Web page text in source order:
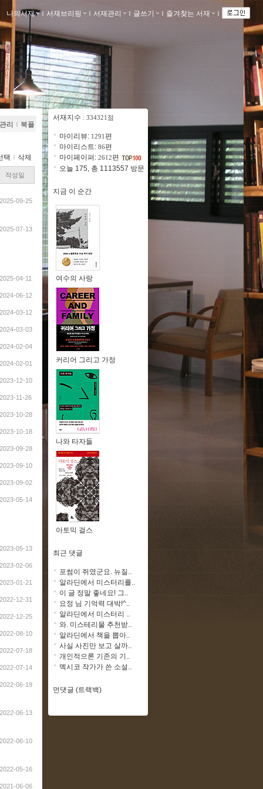
나의서재 ｌ 서재브리핑 ｌ 서재관리 ｌ 글쓰기 ｌ 즐겨찾는 서재 ｌ
리 ｌ 북플
택 ｌ 삭제
작성일
2025-09-25
2025-07-13
2025-04-11
2024-06-12
2024-03-12
2024-03-03
2024-02-04
2024-02-01
2023-12-10
2023-11-26
2023-10-28
2023-10-18
2023-09-28
2023-09-10
2023-09-02
2023-05-14
2023-05-13
2023-02-06
2023-01-21
2022-12-31
2022-12-25
2022-08-10
2022-07-18
2022-07-14
2022-06-19
2022-06-13
2022-06-10
2022-05-16
2021-06-06
서재지수 : 334321점
마이리뷰: 1291편
마이리스트: 86편
마이페이퍼: 2612편
오늘 175, 총 1113557 방문
지금 이 순간
여수의 사랑
커리어 그리고 가정
나와 타자들
아토믹 걸스
최근 댓글
포썸이 쥐였군요. 뉴질..
알라딘에서 미스터리를..
이 글 정말 좋네요! 그..
요정 님 기억력 대박!^..
알라딘에서 미스터리 ..
와. 미스테리물 추천받..
알라딘에서 책을 뽑아..
사실 사진만 보고 살까..
개인적으론 기존의 기..
멕시코 작가가 쓴 소설..
먼댓글 (트랙백)